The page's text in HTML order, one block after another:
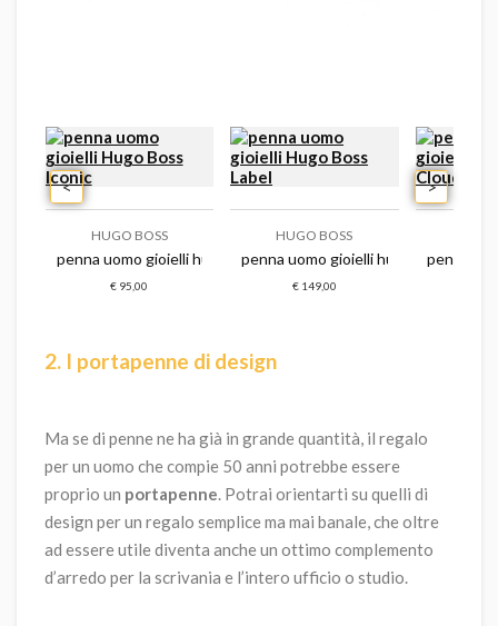
hugo boss label
HUGO BOSS
penna uomo gioielli hugo boss iconic
€ 95,00
HUGO BOSS
penna uomo gioielli hugo boss label
€ 149,00
penna
< >
2. I portapenne di design
Ma se di penne ne ha già in grande quantità, il regalo
per un uomo che compie 50 anni potrebbe essere
proprio un portapenne. Potrai orientarti su quelli di
design per un regalo semplice ma mai banale, che oltre
ad essere utile diventa anche un ottimo complemento
d’arredo per la scrivania e l’intero ufficio o studio.